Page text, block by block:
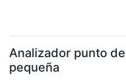
Analizador punto
pequeña